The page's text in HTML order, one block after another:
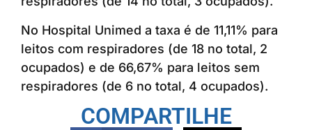
No Hospital Unimed a taxa é de 11,11% para
leitos com respiradores (de 18 no total, 2
ocupados) e de 66,67% para leitos sem
respiradores (de 6 no total, 4 ocupados).
COMPARTILHE